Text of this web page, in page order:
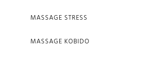
MASSAGE STRESS
MASSAGE KOBIDO